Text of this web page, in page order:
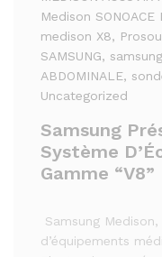
Medison
medison X8,
SAMSUNG,
ABDOMINALE,
Uncategorized
Samsung
Système
Gamme “V8”
Samsung
d’équipements